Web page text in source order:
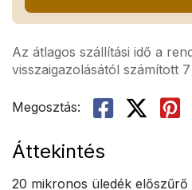
Az átlagos szállítási idő a
visszaigazolásától számított
Megosztás:
Áttekintés
20 mikronos üledék előszűrő